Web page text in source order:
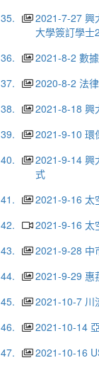
35.
2021-7-27 興
大學簽訂學士
36.
2021-8-2 數
37.
2020-8-2 法
38.
2021-8-18 興
39.
2021-9-10 環
40.
2021-9-14 興
式
41.
2021-9-16 太
42.
2021-9-16 太
43.
2021-9-28 中
44.
2021-9-29 惠
45.
2021-10-7 川
46.
2021-10-14
47.
2021-10-16